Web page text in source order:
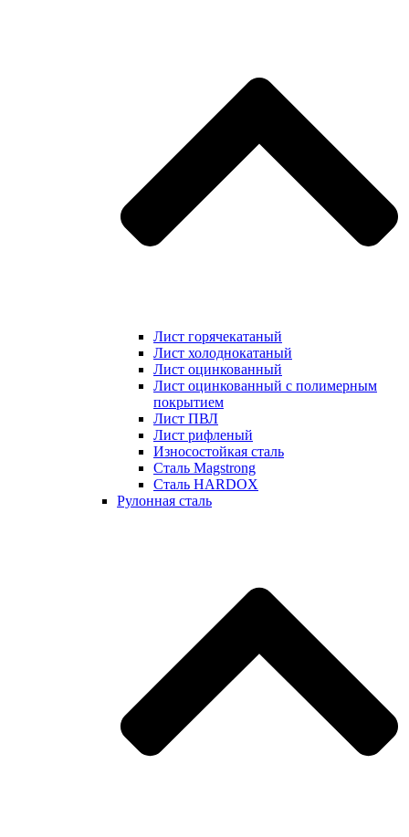
Лист горячекатаный
Лист холоднокатаный
Лист оцинкованный
Лист оцинкованный с полимерным
покрытием
Лист ПВЛ
Лист рифленый
Износостойкая сталь
Сталь Magstrong
Сталь HARDOX
Рулонная сталь